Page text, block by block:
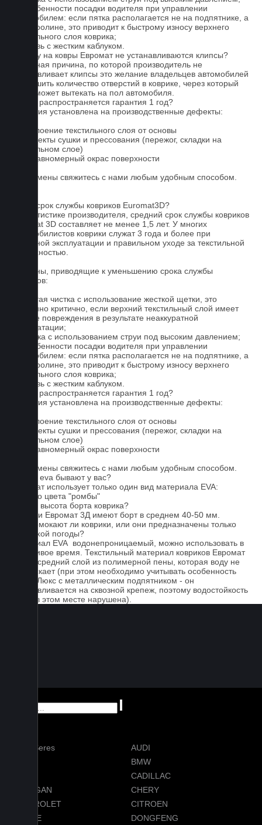
3. Особенности посадки водителя при управлении
автомобилем: если пятка располагается не на подпятнике, а
на ковролине, это приводит к быстрому износу верхнего
текстильного слоя коврика;
4. Обувь с жестким каблуком.
Почему на ковры Евромат не устанавливаются клипсы?
Основная причина, по которой производитель не
устанавливает клипсы это желание владельцев автомобилей
уменьшить количество отверстий в коврике, через который
влага может вытекать на пол автомобиля.
На что распространяется гарантия 1 год?
Гарантия установлена на производственные дефекты:
1. Отслоение текстильного слоя от основы
2. Дефекты сушки и прессования (пережог, складки на
текстильном слое)
3. Неравномерный окрас поверхности
Для замены свяжитесь с нами любым удобным способом.
Какой срок службы ковриков Euromat3D?
По статистике производителя, средний срок службы ковриков
Euromat 3D составляет не менее 1,5 лет. У многих
автомобилистов коврики служат 3 года и более при
бережной эксплуатации и правильном уходе за текстильной
поверхностью.
Причины, приводящие к уменьшению срока службы
ковриков:
1. Частая чистка с использование жесткой щетки, это
особенно критично, если верхний текстильный слой имеет
мелкие повреждения в результате неаккуратной
эксплуатации;
2. Мойка с использованием струи под высоким давлением;
3. Особенности посадки водителя при управлении
автомобилем: если пятка располагается не на подпятнике, а
на ковролине, это приводит к быстрому износу верхнего
текстильного слоя коврика;
4. Обувь с жестким каблуком.
На что распространяется гарантия 1 год?
Гарантия установлена на производственные дефекты:
1. Отслоение текстильного слоя от основы
2. Дефекты сушки и прессования (пережог, складки на
текстильном слое)
3. Неравномерный окрас поверхности
Для замены свяжитесь с нами любым удобным способом.
Серые eva бывают у вас?
Евромат использует только один вид материала EVA:
черного цвета "ромбы"
Какова высота борта коврика?
Коврики Евромат 3Д имеют борт в среднем 40-50 мм.
Не промокают ли коврики, или они предназначены только
для сухой погоды?
Материал EVA водонепроницаемый, можно использовать в
дождливое время. Текстильный материал ковриков Евромат
имеет средний слой из полимерной пены, которая воду не
пропускает (при этом необходимо учитывать особенность
серии Люкс с металлическим подпятником - он
устанавливается на сквозной крепеж, поэтому водостойкость
ковра в этом месте нарушена).
AITO Seres
AUDI
BMW
CADILLAC
CHANGAN
CHERY
CHEVROLET
CITROEN
DODGE
DONGFENG